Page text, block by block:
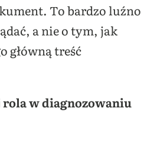
To bardzo luźno
a nie o tym, jak
główną treść
rola w diagnozowaniu